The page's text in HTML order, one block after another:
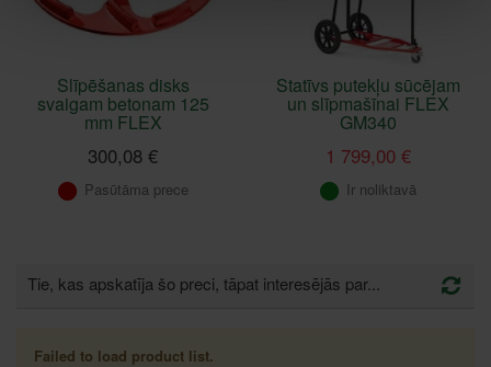
Slīpēšanas disks
svaigam betonam 125
mm FLEX
300,08 €
Pasūtāma prece
Statīvs putekļu sūcējam
un slīpmašīnai FLEX
GM340
1 799,00 €
Ir noliktavā
Tie, kas apskatīja šo preci, tāpat interesējās par...
Failed to load product list.